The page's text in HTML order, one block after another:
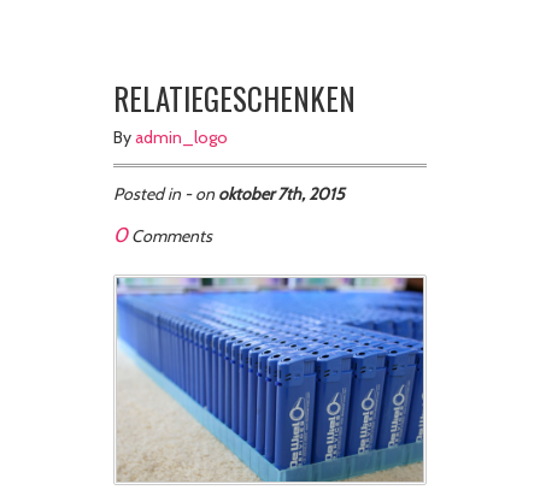
RELATIEGESCHENKEN
Byadmin_logo
Posted in - on oktober 7th, 2015
0Comments